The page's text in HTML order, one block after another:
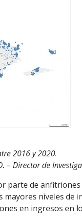
2016 y 2020.
– Director de
parte de anfitriones
niveles de
en ingresos en